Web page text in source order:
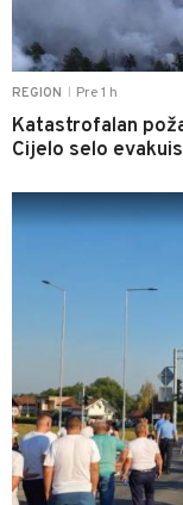
REGION Pre 1 h
Katastrofalan
Cijelo selo